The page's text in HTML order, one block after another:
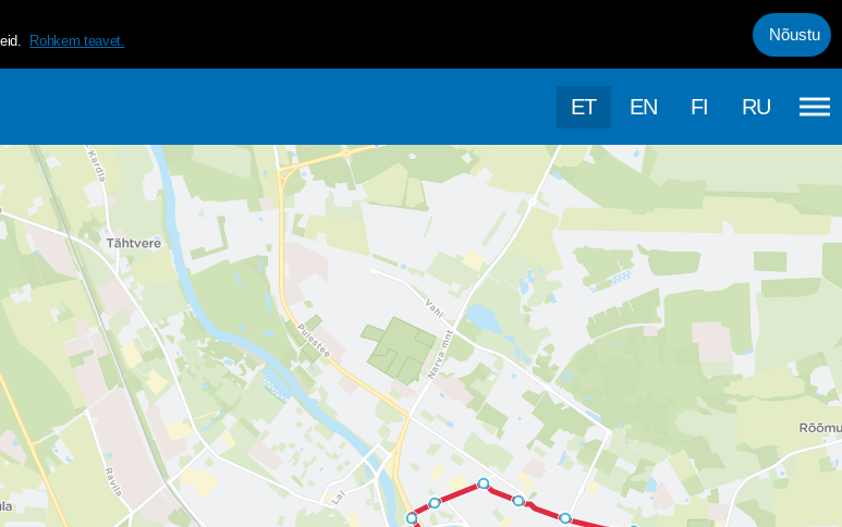
lehe mugavama ja isikup&auml;rasema kasutamise, kasutab k&auml;esolev veebileht
Rohkem teavet. Nõustu
ET EN FI RU